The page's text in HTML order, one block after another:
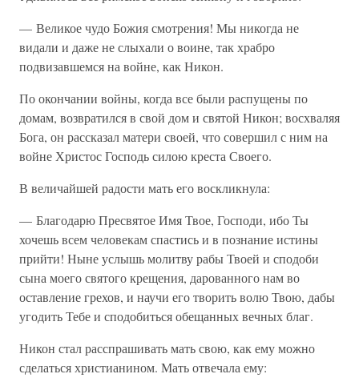
— Великое чудо Божия смотрения! Мы никогда не
видали и даже не слыхали о воине, так храбро
подвизавшемся на войне, как Никон.
По окончании войны, когда все были распущены по
домам, возвратился в свой дом и святой Никон; восхваляя
Бога, он рассказал матери своей, что совершил с ним на
войне Христос Господь силою креста Своего.
В величайшей радости мать его воскликнула:
— Благодарю Пресвятое Имя Твое, Господи, ибо Ты
хочешь всем человекам спастись и в познание истины
прийти! Ныне услышь молитву рабы Твоей и сподоби
сына моего святого крещения, дарованного нам во
оставление грехов, и научи его творить волю Твою, дабы
угодить Тебе и сподобиться обещанных вечных благ.
Никон стал расспрашивать мать свою, как ему можно
сделаться христианином. Мать отвечала ему: